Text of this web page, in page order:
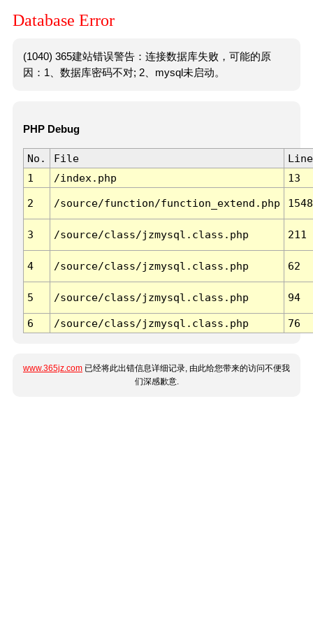
Database Error
(1040) 365建站错误警告：连接数据库失败，可能的原
因：1、数据库密码不对; 2、mysql未启动。
PHP Debug
No. File
Line
1
/index.php 13
2 /source/function/function_extend.php 1548
3 /source/class/jzmysql.class.php 211
4 /source/class/jzmysql.class.php 62
5 /source/class/jzmysql.class.php 94
6 /source/class/jzmysql.class.php 76
www.365jz.com 已经将此出错信息详细记录, 由此给您带来的访问不便我
们深感歉意.